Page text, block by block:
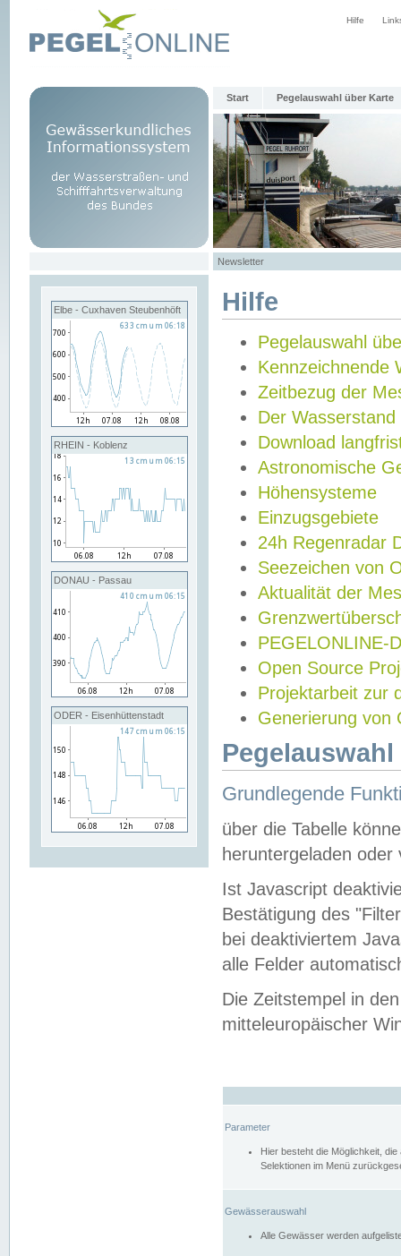
Hilfe
Start Pegelauswahl über Karte
Newsletter
Elbe - Cuxhaven Steubenhöft
RHEIN - Koblenz
DONAU - Passau
ODER - Eisenhüttenstadt
Hilfe
Pegelauswahl
Kennzeichnende
Zeitbezug der
Der Wasserstand
Download
Astronomische
Höhensysteme
Einzugsgebiete
24h Regenradar
Seezeichen von
Aktualität der
PEGELONLINE-
Open Source
Projektarbeit zur
Generierung von
Grundlegende
über die Tabelle
heruntergeladen oder
Ist Javascript
Bestätigung des
bei deaktiviertem
alle Felder
Die Zeitstempel in
mitteleuropäischer
Parameter
Hier besteht die Möglichkeit,
Selektionen im Menü
Gewässerauswahl
Alle Gewässer werden